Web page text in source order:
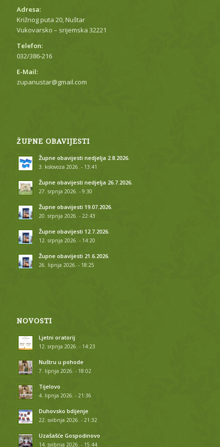
Adresa:
Križnog puta 20, Nuštar
Vukovarsko – srijemska 32221
Telefon:
032/386-216
E-Mail:
zupanustar@gmail.com
ŽUPNE OBAVIJESTI
Župne obavijesti nedjelja 2.8.2026.
3. kolovoza 2026. - 13:41
Župne obavijesti nedjelja 26.7.2026.
27. srpnja 2026. - 9:30
Župne obavijesti 19.07.2026.
20. srpnja 2026. - 22:43
Župne obavijesti 12.7.2026.
12. srpnja 2026. - 14:20
Župne obavijesti 21.6.2026.
26. lipnja 2026. - 18:25
NOVOSTI
Ljetni oratorij
12. srpnja 2026. - 14:23
Nuštru u pohode
7. lipnja 2026. - 18:02
Tijelovo
4. lipnja 2026. - 21:36
Duhovsko bdijenje
22. svibnja 2026. - 21:32
Uzašašće Gospodinovo
14. svibnja 2026. - 15:44